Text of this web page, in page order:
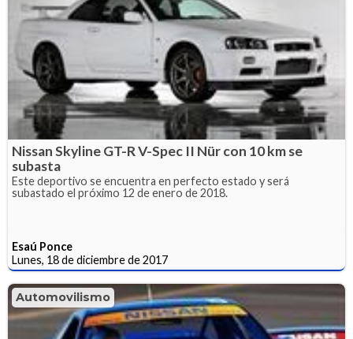
Nissan Skyline GT-R V-Spec II Nür con 10 km se
subasta
Este deportivo se encuentra en perfecto estado y será
subastado el próximo 12 de enero de 2018.
Esaú Ponce
Lunes, 18 de diciembre de 2017
Automovilismo